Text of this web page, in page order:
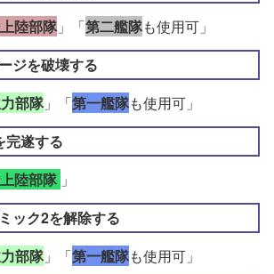
陸部隊」「第二艦隊も使用可」
ジを破壊する
部隊」「第一艦隊も使用可」
完遂する
陸部隊 」
ック2を解除する
部隊」「第一艦隊も使用可」